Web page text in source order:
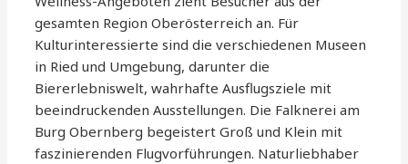
gesamten Region Oberösterreich an. Für
Kulturinteressierte sind die verschiedenen Museen
in Ried und Umgebung, darunter die
Biererlebniswelt, wahrhafte Ausflugsziele mit
beeindruckenden Ausstellungen. Die Falknerei am
Burg Obernberg begeistert Groß und Klein mit
faszinierenden Flugvorführungen. Naturliebhaber